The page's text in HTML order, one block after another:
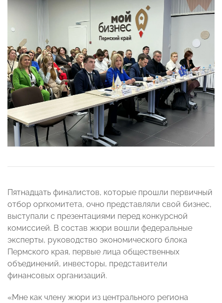
Пятнадцать финалистов, которые прошли первичный
отбор оргкомитета, очно представляли свой бизнес,
выступали с презентациями перед конкурсной
комиссией. В состав жюри вошли федеральные
эксперты, руководство экономического блока
Пермского края, первые лица общественных
объединений, инвесторы, представители
финансовых организаций.
«Мне как члену жюри из центрального региона